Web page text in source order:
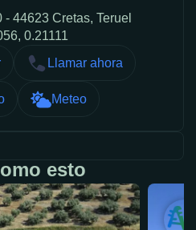
44623 Cretas, Teruel
0.21111
Llamar ahora
Meteo
esto